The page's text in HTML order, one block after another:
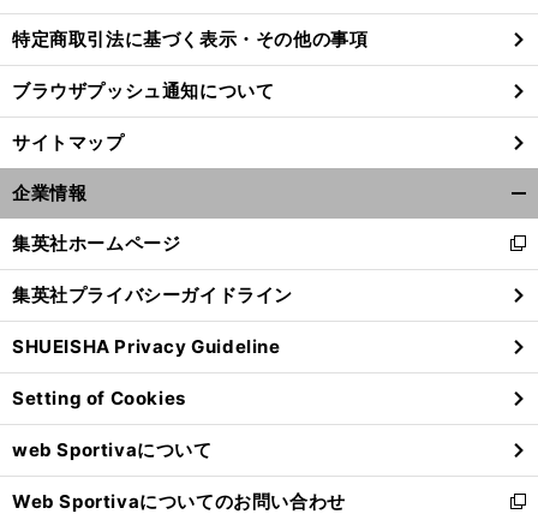
特定商取引法に基づく表示・その他の事項
ブラウザプッシュ通知について
サイトマップ
企業情報
閉
る
集英社ホームページ
新
し
い
ウ
ィ
ン
ド
ウ
で
開
く
集英社プライバシーガイドライン
SHUEISHA Privacy Guideline
Setting of Cookies
web Sportivaについて
Web Sportivaについてのお問い合わせ
新